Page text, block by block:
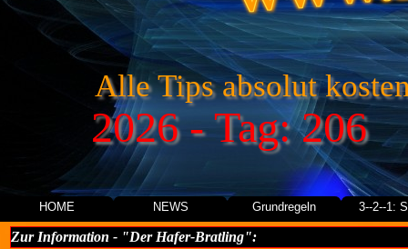
HOME NEWS Grundregeln 3--2--1:
2026 - Tag: 206
Alle Tips absolut
Zur Information - "Der Hafer-Bratling":